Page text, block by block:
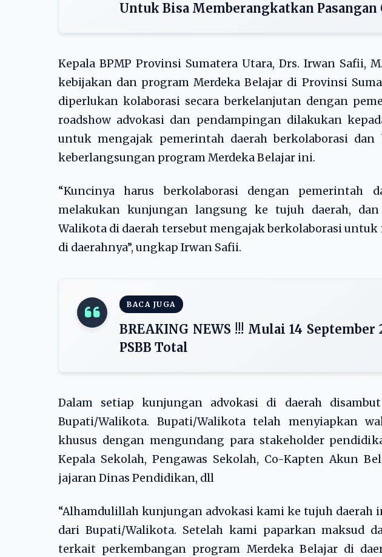
Untuk Bisa Memberangkatkan Pasangan
Kepala BPMP Provinsi Sumatera Utara, Drs. Irwan Safii,
kebijakan dan program Merdeka Belajar di Provinsi
diperlukan kolaborasi secara berkelanjutan dengan
roadshow advokasi dan pendampingan dilakukan
untuk mengajak pemerintah daerah berkolaborasi dan
keberlangsungan program Merdeka Belajar ini.
“Kuncinya harus berkolaborasi dengan pemerintah
melakukan kunjungan langsung ke tujuh daerah,
Walikota di daerah tersebut mengajak berkolaborasi
di daerahnya”, ungkap Irwan Safii.
BACA JUGA
BREAKING NEWS !!! Mulai 14
PSBB Total
Dalam setiap kunjungan advokasi di daerah
Bupati/Walikota. Bupati/Walikota telah menyiapkan
khusus dengan mengundang para stakeholder
Kepala Sekolah, Pengawas Sekolah, Co-Kapten Akun
jajaran Dinas Pendidikan, dll
“Alhamdulillah kunjungan advokasi kami ke tujuh daerah
dari Bupati/Walikota. Setelah kami paparkan maksud
terkait perkembangan program Merdeka Belajar di